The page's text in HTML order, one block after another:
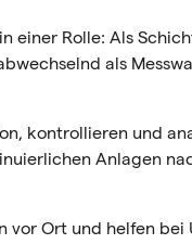
einer Rolle: Als
als
kontrollieren und
Anlagen
Ort und helfen bei